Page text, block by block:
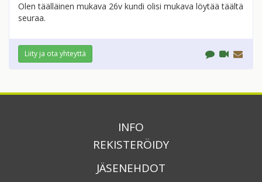
Olen täälläinen mukava 26v kundi olisi mukava löytää täältä
seuraa.
Liity ja ota yhteyttä
INFO
REKISTERÖIDY
JÄSENEHDOT